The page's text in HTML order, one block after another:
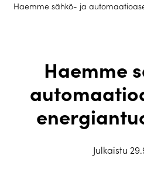
Haemme sähkö- ja
Haemme
Julkaistu